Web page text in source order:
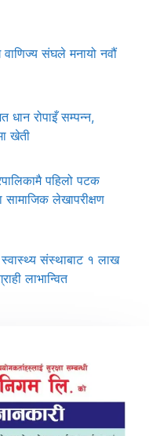
वाणिज्य संघले मनायो नवौं
धान रोपाइँ सम्पन्न,
खेती
पहिलो पटक
सामाजिक लेखापरीक्षण
संस्थाबाट १ लाख
लाभान्वित